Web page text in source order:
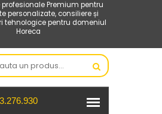
Premium pentru
personalizate, consiliere și
tehnologice pentru domeniul
Horeca